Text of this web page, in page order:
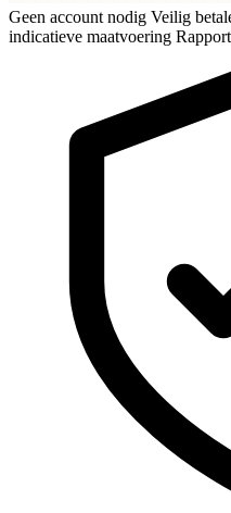
Geen account nodig Veilig
indicatieve maatvoering